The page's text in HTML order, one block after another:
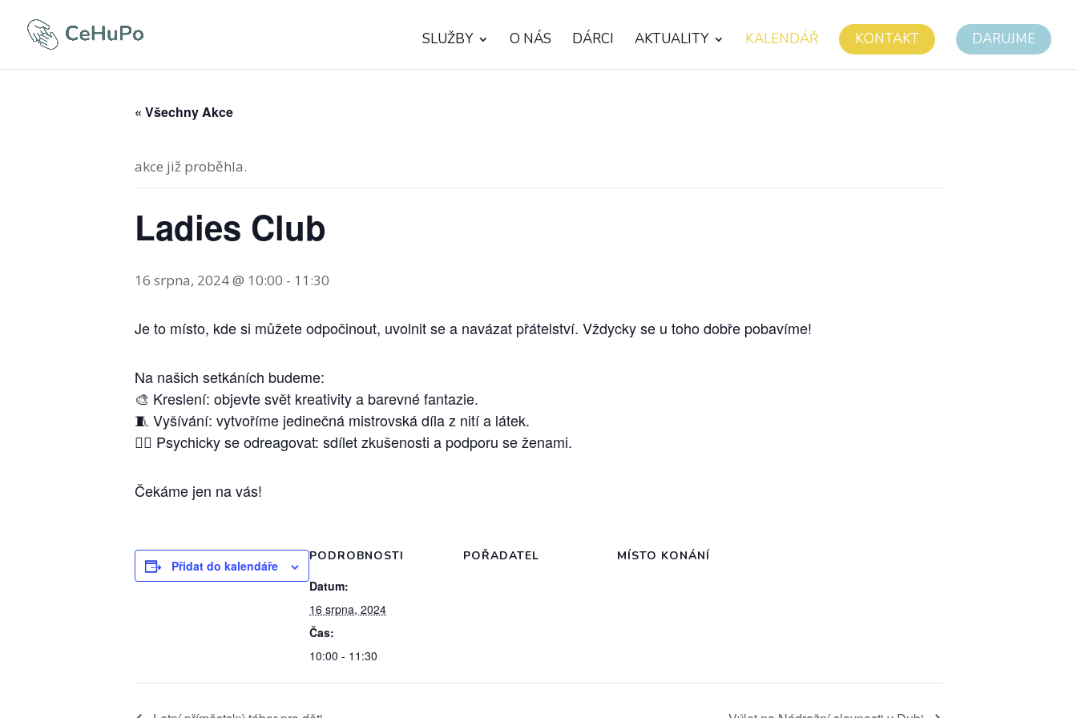
SLUŽBY O NÁS DÁRCI AKTUALITY KALENDÁŘ KONTAKT DARUJME
« Všechny Akce
akce již proběhla.
Ladies Club
16 srpna, 2024 @ 10:00 - 11:30
Je to místo, kde si můžete odpočinout, uvolnit se a navázat přátelství. Vždycky se u toho dobře pobavíme!
Na našich setkáních budeme:
🎨 Kreslení: objevte svět kreativity a barevné fantazie.
🧵 Vyšívání: vytvoříme jedinečná mistrovská díla z nití a látek.
💆‍♀️ Psychicky se odreagovat: sdílet zkušenosti a podporu se ženami.
Čekáme jen na vás!
Přidat do kalendáře
PODROBNOSTI
Datum:
16 srpna, 2024
Čas:
10:00 - 11:30
POŘADATEL MÍSTO KONÁNÍ